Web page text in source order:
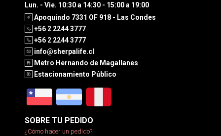
Lun. - Vie. 10:30 a 14:30 - 15:00 a 19:00
Apoquindo 7331 OF 918 - Las Condes
+56 2 2244 3777
+56 2 2244 3777
info@sherpalife.cl
Metro Hernando de Magallanes
Estacionamiento Público
SOBRE TU PEDIDO
¿Cómo hacer un pedido?